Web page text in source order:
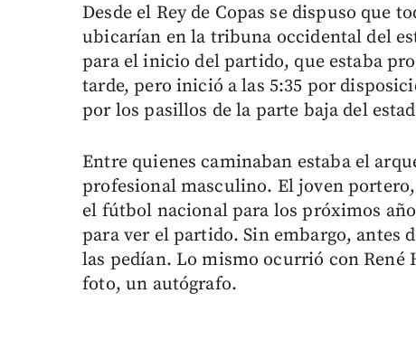
Desde el Rey de Copas se dispuso que
ubicarían en la tribuna occidental del
para el inicio del partido, que estaba
tarde, pero inició a las 5:35 por
por los pasillos de la parte baja del
Entre quienes caminaban estaba el
profesional masculino. El joven
el fútbol nacional para los próximos
para ver el partido. Sin embargo, antes
las pedían. Lo mismo ocurrió con
foto, un autógrafo.